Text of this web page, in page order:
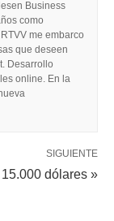
Business
como
me embarco
que deseen
Desarrollo
online. En la
SIGUIENTE
dólares »